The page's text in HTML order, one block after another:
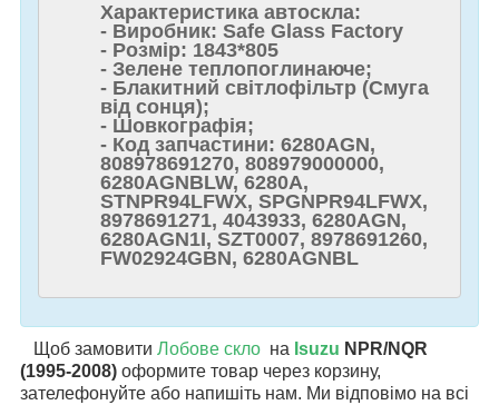
Характеристика автоскла:
- Виробник: Safe Glass Factory
- Розмір: 1843*805
- Зелене теплопоглинаюче;
- Блакитний світлофільтр (Смуга
від сонця);
- Шовкографія;
- Код запчастини: 6280AGN,
808978691270, 808979000000,
6280AGNBLW, 6280A,
STNPR94LFWX, SPGNPR94LFWX,
8978691271, 4043933, 6280AGN,
6280AGN1I, SZT0007, 8978691260,
FW02924GBN, 6280AGNBL
Щоб замовити Лобове скло на Isuzu NPR/NQR
(1995-2008) оформите товар через корзину,
зателефонуйте або напишіть нам. Ми відповімо на всі